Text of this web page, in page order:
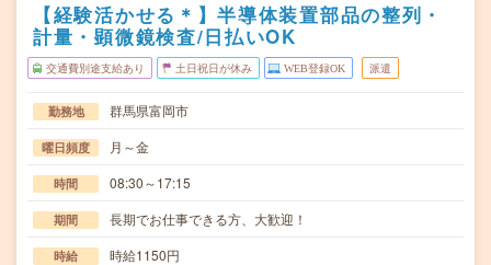
【経験活かせる＊】半導体装置部品の整列・
計量・顕微鏡検査/日払いOK
交通費別途支給あり 土日祝日が休み WEB登録OK 派遣
勤務地 群馬県富岡市
曜日頻度 月～金
時間 08:30～17:15
期間 長期でお仕事できる方、大歓迎！
時給 時給1150円